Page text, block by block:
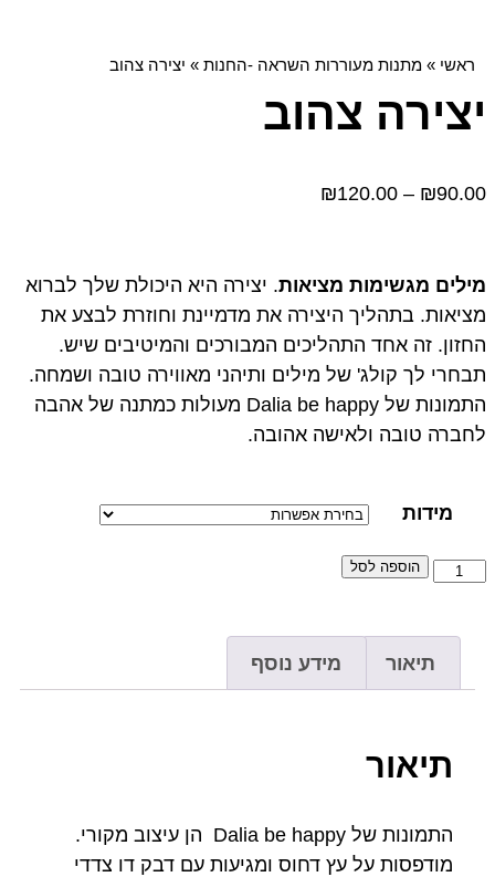
ראשי » מתנות מעוררות השראה -החנות » יצירה צהוב
יצירה צהוב
₪90.00
–
₪120.00
מילים מגשימות מציאות. יצירה היא היכולת שלך לברוא
מציאות. בתהליך היצירה את מדמיינת וחוזרת לבצע את
החזון. זה אחד התהליכים המבורכים והמיטיבים שיש.
תבחרי לך קולג' של מילים ותיהני מאווירה טובה ושמחה.
התמונות של Dalia be happy מעולות כמתנה של אהבה
לחברה טובה ולאישה אהובה.
מידות
הוספה לסל
תיאור מידע נוסף
תיאור
התמונות של Dalia be happy הן עיצוב מקורי.
מודפסות על עץ דחוס ומגיעות עם דבק דו צדדי